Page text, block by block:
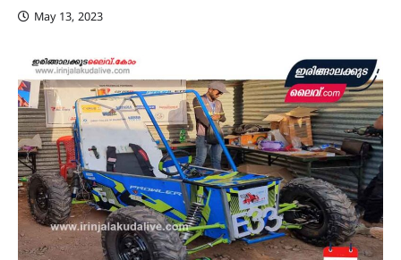
May 13, 2023